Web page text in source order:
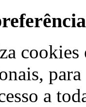
cookies
a